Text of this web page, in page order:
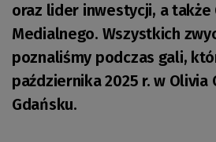
oraz lider inwestycji, a także
Medialnego. Wszystkich
poznaliśmy podczas gali,
października 2025 r. w Olivia
Gdańsku.